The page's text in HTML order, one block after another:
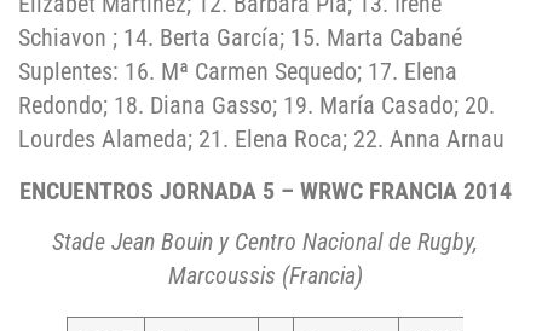
Schiavon ; 14. Berta García; 15. Marta Cabané
Suplentes: 16. Mª Carmen Sequedo; 17. Elena
Redondo; 18. Diana Gasso; 19. María Casado; 20.
Lourdes Alameda; 21. Elena Roca; 22. Anna Arnau
ENCUENTROS JORNADA 5 – WRWC FRANCIA 2014
Stade Jean Bouin y Centro Nacional de Rugby,
Marcoussis (Francia)